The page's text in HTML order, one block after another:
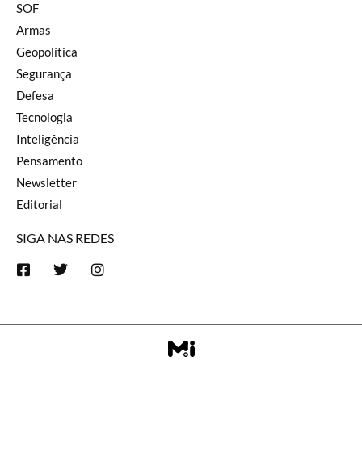
SOF
Armas
Geopolítica
Segurança
Defesa
Tecnologia
Inteligência
Pensamento
Newsletter
Editorial
SIGA NAS REDES